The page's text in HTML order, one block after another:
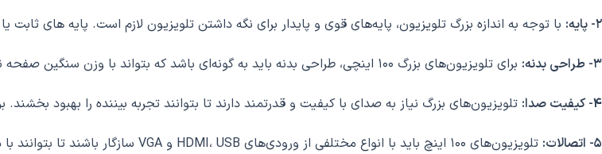
2- پایه: با توجه به اندازه بزرگ تلویزیون، پایه‌های قوی و پایدار برای نگه داشتن تلویزیون لازم است. پایه های
3- طراحی بدنه: برای تلویزیون‌های بزرگ 100 اینچی، طراحی بدنه باید به گونه‌ای باشد که بتواند با وزن سنگین صفحه نمایش کنار بیاید و برای اتصال به پایه و دیوار، قابلیت‌های مناسبی داشته باشد.
4- کیفیت صدا: تلویزیون‌های بزرگ نیاز به صدای با کیفیت و قدرتمند دارند تا بتوانند تجربه بیننده را بهبود بخشند. برای این منظور، برخی از
5- اتصالات: تلویزیون‌های 100 اینچ باید با انواع مختلفی از ورودی‌های HDMI، USB و VGA سازگار باشند تا بتوانند با دستگاه‌های دیگر ارتباط برقرار کنند.